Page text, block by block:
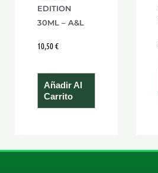
EDITION
30ML – A&L
10,50€
Añadir Al
Carrito